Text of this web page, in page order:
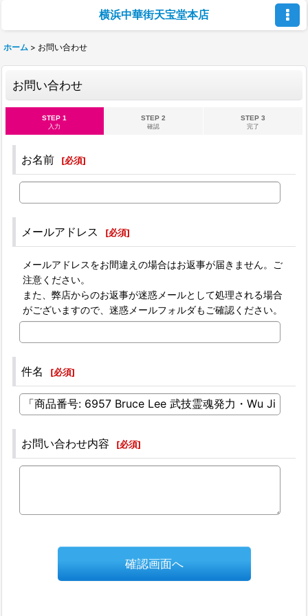
横浜中華街天宝堂本店
ホーム > お問い合わせ
お問い合わせ
STEP 1
入力
STEP 2
確認
STEP 3
完了
お名前 [必須]
メールアドレス [必須]
メールアドレスをお間違えの場合はお返事が届きません。ご
注意ください。
また、弊店からのお返事が迷惑メールとして処理される場合
がございますので、迷惑メールフォルダもご確認ください。
件名 [必須]
お問い合わせ内容 [必須]
確認画面へ